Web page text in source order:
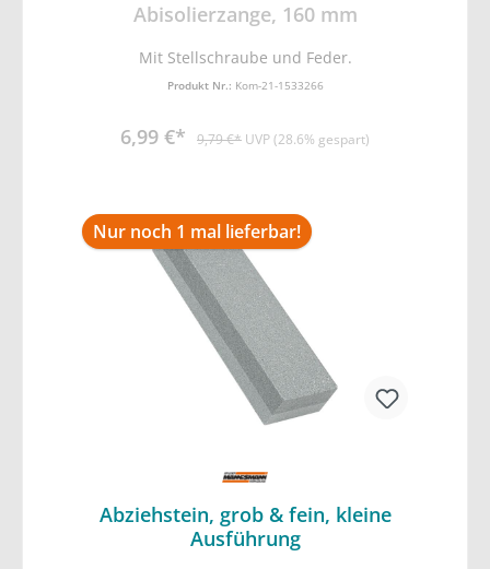
Abisolierzange, 160 mm
Mit Stellschraube und Feder.
Produkt Nr.: Kom-21-1533266
6,99 €* 9,79 €* UVP (28.6% gespart)
Nur noch 1 mal lieferbar!
Abziehstein, grob & fein, kleine
Ausführung
In den Warenkorb